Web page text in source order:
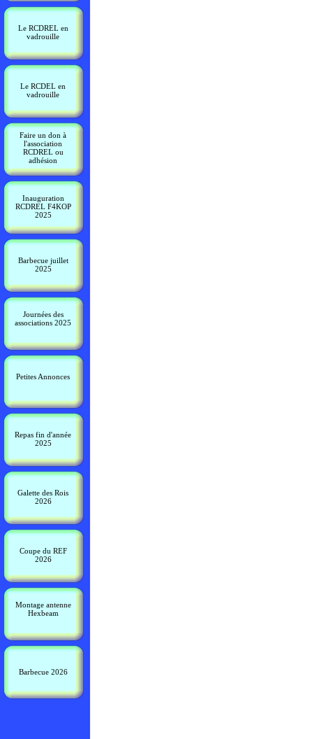
Le RCDREL en
vadrouille
Le RCDEL en
vadrouille
Faire un don à
l'association
RCDREL ou
adhésion
Inauguration
RCDREL F4KOP
2025
Barbecue juillet
2025
Journées des
associations 2025
Petites Annonces
Repas fin d'année
2025
Galette des Rois
2026
Coupe du REF
2026
Montage antenne
Hexbeam
Barbecue 2026